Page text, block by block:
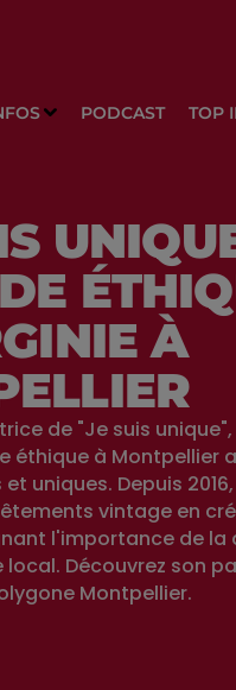
PODCAST TOP
À
de "Je suis
éthique à Montpellier
uniques. Depuis
vintage en
l'importance de la
Découvrez son
Montpellier.